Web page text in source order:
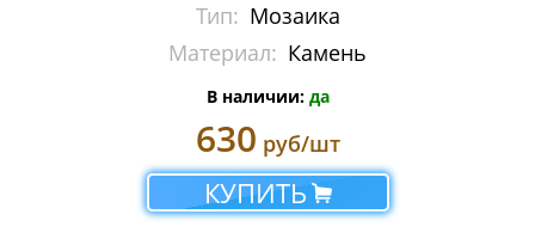
Мозаика NSmosaic
Мозаика Orro Mosaic
Мозаика Rose Mosaic
Мозаика Sekitei
Тип: Мозаика
Материал: Камень
В наличии: да
630 руб/шт
КУПИТЬ